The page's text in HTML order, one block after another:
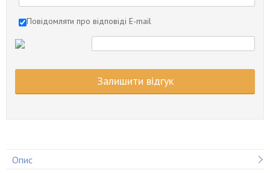
Повідомляти про відповіді E-mail
Залишити відгук
Опис